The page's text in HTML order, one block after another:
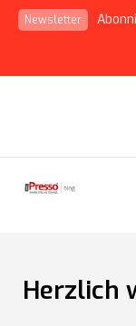
Newsletter
Herzlich